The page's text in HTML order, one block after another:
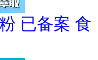
已备案 食